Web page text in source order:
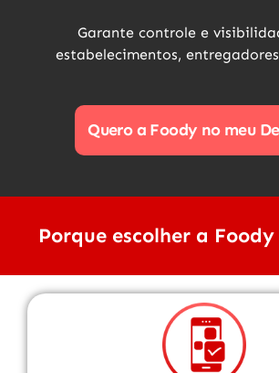
Garante controle e
estabelecimentos,
Quero a Foody no meu
Porque escolher a